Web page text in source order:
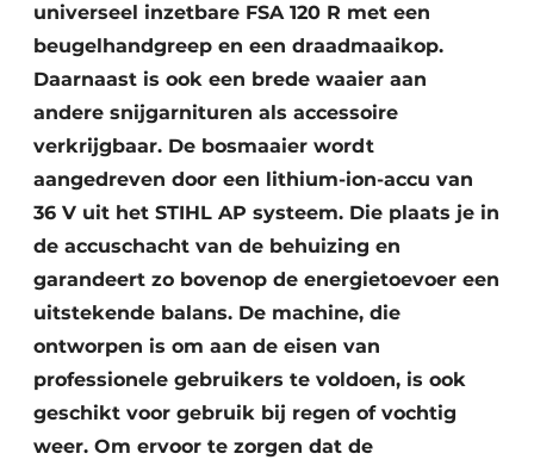
universeel inzetbare FSA 120 R met een
beugelhandgreep en een draadmaaikop.
Daarnaast is ook een brede waaier aan
andere snijgarnituren als accessoire
verkrijgbaar. De bosmaaier wordt
aangedreven door een lithium-ion-accu van
36 V uit het STIHL AP systeem. Die plaats je in
de accuschacht van de behuizing en
garandeert zo bovenop de energietoevoer een
uitstekende balans. De machine, die
ontworpen is om aan de eisen van
professionele gebruikers te voldoen, is ook
geschikt voor gebruik bij regen of vochtig
weer. Om ervoor te zorgen dat de